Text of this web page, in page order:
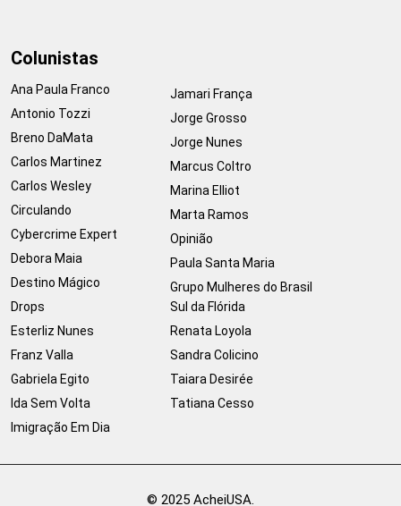
Colunistas
Ana Paula Franco
Antonio Tozzi
Breno DaMata
Carlos Martinez
Carlos Wesley
Circulando
Cybercrime Expert
Debora Maia
Destino Mágico
Drops
Esterliz Nunes
Franz Valla
Gabriela Egito
Ida Sem Volta
Imigração Em Dia
Jamari França
Jorge Grosso
Jorge Nunes
Marcus Coltro
Marina Elliot
Marta Ramos
Opinião
Paula Santa Maria
Grupo Mulheres do Brasil
Sul da Flórida
Renata Loyola
Sandra Colicino
Taiara Desirée
Tatiana Cesso
© 2025 AcheiUSA.